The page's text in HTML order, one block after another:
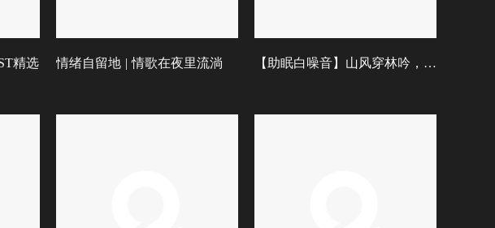
精选 情绪自留地 | 情歌在夜里流淌 【助眠白噪音】山风穿林吟，浪涌伴星眠